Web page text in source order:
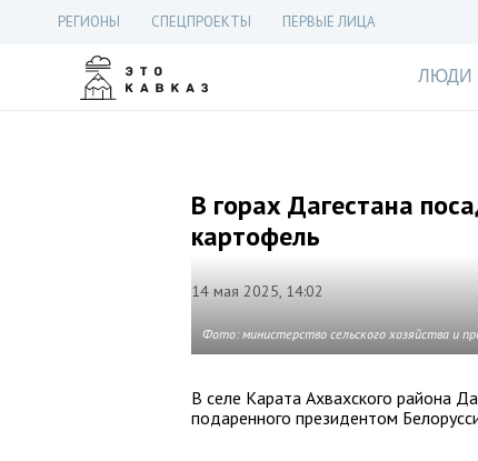
РЕГИОНЫ СПЕЦПРОЕКТЫ ПЕРВЫЕ ЛИЦА
ЛЮДИ
В горах Дагестана
картофель
14 мая 2025, 14:02
Фото: министерство сельского хозяйства и
В селе Карата Ахвахского района
подаренного президентом